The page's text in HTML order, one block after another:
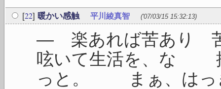
[22] 暖かい感触 平川綾真智 ('07/03/15 15:32:13)
― 楽あれば苦あり
呟いて生活を、な
っと。 まぁ、はっ